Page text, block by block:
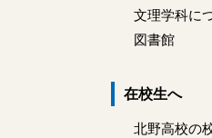
文理学科に
図書館
在校生へ
北野高校の